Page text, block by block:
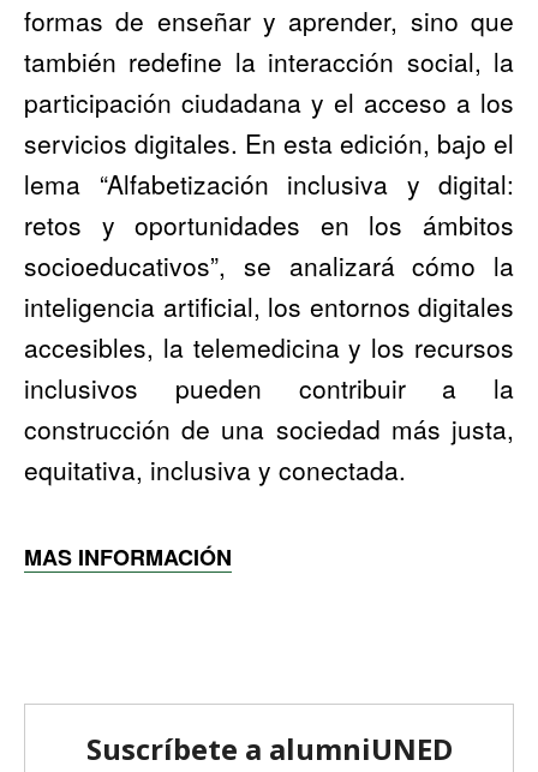
formas de enseñar y aprender, sino que
también redefine la interacción social, la
participación ciudadana y el acceso a los
servicios digitales. En esta edición, bajo el
lema “Alfabetización inclusiva y digital:
retos y oportunidades en los ámbitos
socioeducativos”, se analizará cómo la
inteligencia artificial, los entornos digitales
accesibles, la telemedicina y los recursos
inclusivos pueden contribuir a la
construcción de una sociedad más justa,
equitativa, inclusiva y conectada.
MAS INFORMACIÓN